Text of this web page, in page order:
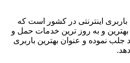
باربری اینترنتی در کشور است که
و به روز ترین خدمات حمل و
جلب نموده و عنوان بهترین باربری